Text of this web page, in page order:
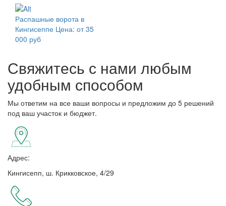
Распашные ворота в
Кингисеппе Цена: от 35
000 руб
Свяжитесь с нами любым
удобным способом
Мы ответим на все ваши вопросы и предложим до 5 решений
под ваш участок и бюджет.
Адрес:
Кингисепп, ш. Крикковское, 4/29